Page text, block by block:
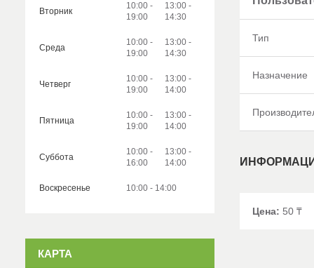
Тип
Назначение
Цена: 50 ₸
Вторник
10:00
19:00
13:00
14:30
Среда
10:00
19:00
13:00
14:30
Четверг
10:00
19:00
13:00
14:00
Пятница
10:00
19:00
13:00
14:00
Суббота
10:00
16:00
13:00
14:00
Воскресенье 10:00 14:00
КАРТА